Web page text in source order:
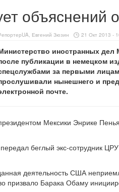
Евгений Зюзин 21 Окт 2013 -
иностранных
публикации в немецком
за первыми
нынешнего и
почте.
Мексики Энрике
беглый экс-сотрудник
деятельность США
призвало Барака Обаму